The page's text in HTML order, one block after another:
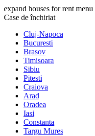
expand houses for rent menu
Case de închiriat
Cluj-Napoca
Bucuresti
Brasov
Timisoara
Sibiu
Pitesti
Craiova
Arad
Oradea
Iasi
Constanta
Targu Mures